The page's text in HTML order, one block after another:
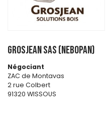
GROSJEAN SAS (NEBOPAN)
Négociant
ZAC de Montavas
2 rue Colbert
91320 WISSOUS